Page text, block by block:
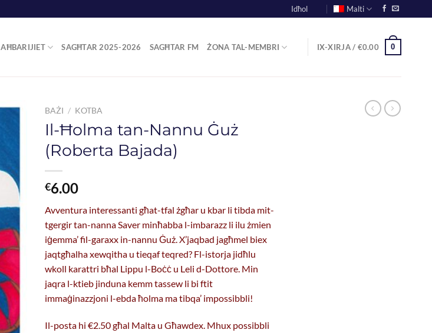
Idħol Malti
AĦBARIJIET SAGĦTAR 2025-2026 SAGĦTAR FM ŻONA TAL-MEMBRI IX-XIRJA / €0.00 0
BAŻI / KOTBA
Il-Ħolma tan-Nannu Ġuż
(Roberta Bajada)
€6.00
Avventura interessanti għat-tfal żgħar u kbar li tibda mit-
tgergir tan-nanna Saver minħabba l-imbarazz li ilu żmien
iġemma’ fil-garaxx in-nannu Ġuż. X’jaqbad jagħmel biex
jaqtgħalha xewqitha u tieqaf teqred? Fl-istorja jidħlu
wkoll karattri bħal Lippu l-Boċċ u Leli d-Dottore. Min
jaqra l-ktieb jinduna kemm tassew li bi ftit
immaġinazzjoni l-ebda ħolma ma tibqa’ impossibbli!
Il-posta hi €2.50 għal Malta u Għawdex. Mhux possibbli